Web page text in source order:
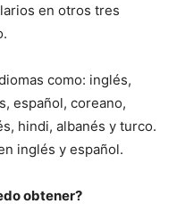
en otros tres
como: inglés,
español, coreano,
hindi, albanés y turco.
inglés y español.
obtener?